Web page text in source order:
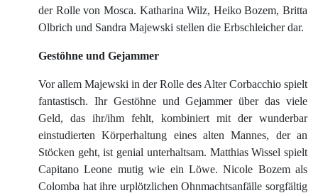
der Rolle von Mosca. Katharina Wilz, Heiko Bozem, Britta
Olbrich und Sandra Majewski stellen die Erbschleicher dar.
Gestöhne und Gejammer
Vor allem Majewski in der Rolle des Alter Corbacchio spielt
fantastisch. Ihr Gestöhne und Gejammer über das viele
Geld, das ihr/ihm fehlt, kombiniert mit der wunderbar
einstudierten Körperhaltung eines alten Mannes, der an
Stöcken geht, ist genial unterhaltsam. Matthias Wissel spielt
Capitano Leone mutig wie ein Löwe. Nicole Bozem als
Colomba hat ihre urplötzlichen Ohnmachtsanfälle sorgfältig